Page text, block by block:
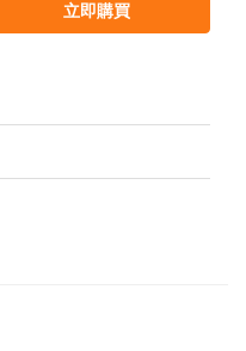
立即購買